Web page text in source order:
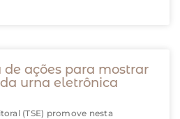
de ações para mostrar
urna eletrônica
(TSE) promove nesta